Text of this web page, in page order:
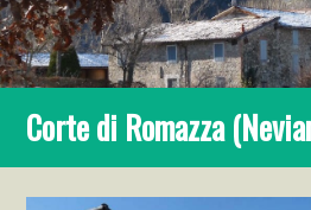
Corte di Romazza